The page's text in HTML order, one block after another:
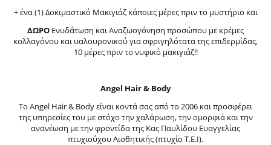
+ ένα (1) Δοκιμαστικό Μακιγιάζ κάποιες μέρες πριν το μυστήριο και
ΔΩΡΟ Ενυδάτωση και Αναζωογόνηση προσώπου με κρέμες
κολλαγόνου και υαλουρονικού για σφριγηλότατα της επιδερμίδας,
10 μέρες πριν το νυφικό μακιγιάζ!!
Angel Hair & Body
Το Angel Hair & Body είναι κοντά σας από το 2006 και προσφέρει
της υπηρεσίες του με στόχο την χαλάρωση, την ομορφιά και την
ανανέωση με την φροντίδα της Κας Παυλίδου Ευαγγελίας
πτυχιούχου Αισθητικής (πτυχίο Τ.Ε.Ι).